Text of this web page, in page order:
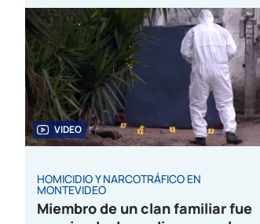
VIDEO
HOMICIDIO Y NARCOTRÁFICO EN
MONTEVIDEO
Miembro de un clan familiar fue